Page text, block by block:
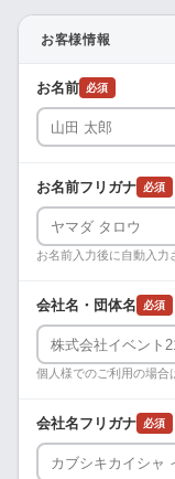
お客様情報
お名前 必須
お名前フリガナ 必須
お名前入力後に自動入力
会社名・団体名 必須
個人様でのご利用の場合
会社名フリガナ 必須